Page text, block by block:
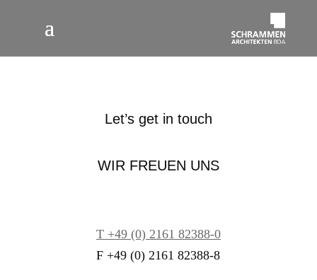
Let’s get in touch
WIR FREUEN UNS
T +49 (0) 2161 82388-0
F +49 (0) 2161 82388-8